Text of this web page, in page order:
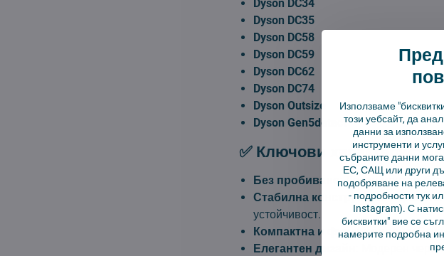
Dyson DC34
Dyson DC35
Dyson DC58
Dyson DC59
Dyson DC62
Dyson DC74
Dyson Outsize
Dyson Gen5detect
✅ Ключови
Без пробиване: Лесен монтаж
Стабилна конструкция:
устойчивост.
Компактна и функционална:
Елегантен дизайн
: Модерен
Използваме
този уебсайт, да
данни за
инструменти и
събраните данни
ЕС, САЩ или други
подобряване на
- подробности тук
Instagram). С
бисквитки" вие се
намерите подробна